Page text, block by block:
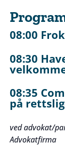
08:00
08:30
08:35
på
ved advokat/
Advokatfirma